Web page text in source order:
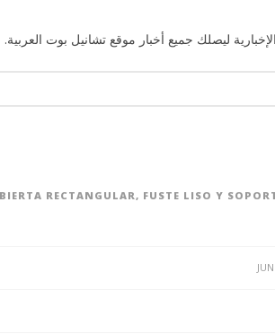
ليصلك جميع أخبار موقع تشانيل بوت
RECTANGULAR, FUSTE LISO Y